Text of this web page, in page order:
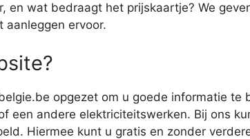
en wat bedraagt het prijskaartje? We
aanleggen ervoor.
opgezet om u goede informatie
een andere elektriciteitswerken. Bij ons
Hiermee kunt u gratis en zonder